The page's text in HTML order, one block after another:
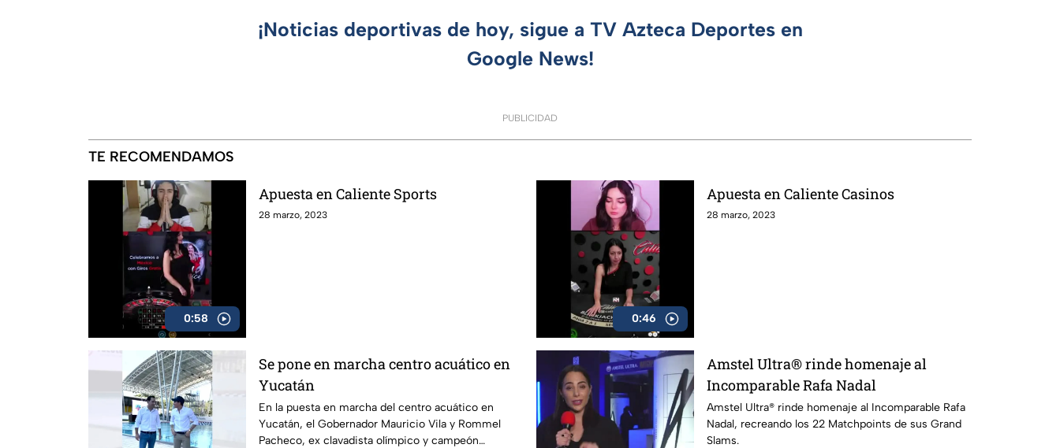
¡Noticias deportivas de hoy, sigue a TV Azteca Deportes en
Google News!
PUBLICIDAD
TE RECOMENDAMOS
0:58
Apuesta en Caliente Sports
28 marzo, 2023
0:46
Apuesta en Caliente Casinos
28 marzo, 2023
Se pone en marcha centro acuático en
Yucatán
En la puesta en marcha del centro acuático en
Yucatán, el Gobernador Mauricio Vila y Rommel
Pacheco, ex clavadista olímpico y campeón
Amstel Ultra® rinde homenaje al
Incomparable Rafa Nadal
Amstel Ultra® rinde homenaje al Incomparable Rafa
Nadal, recreando los 22 Matchpoints de sus Grand
Slams.